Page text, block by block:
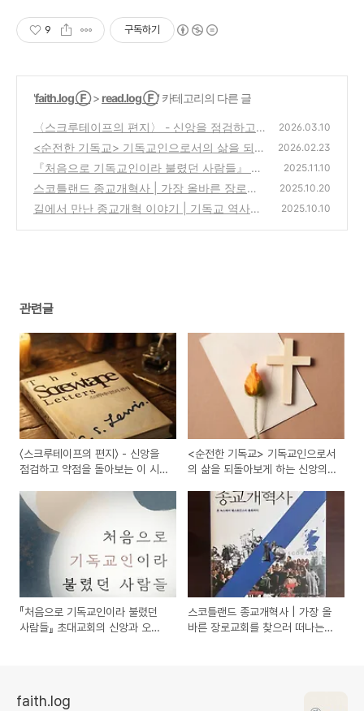
9 구독하기
'faith.log Ⓕ> read.log Ⓕ' 카테고리의 다른 글
〈스크루테이프의 편지〉 - 신앙을 점검하고
약점을 돌아보는 이 시대의 전략서
(4)
2026.03.10
<순전한 기독교> 기독교인으로서의 삶을 되돌
아보게 하는 신앙의 기본서
(5)
2026.02.23
『처음으로 기독교인이라 불렸던 사람들』 초
대교회의 신앙과 오늘 우리의 자리 사이에서
(6)
2025.11.10
스코틀랜드 종교개혁사 | 가장 올바른 장로교
회를 찾으러 떠나는 종교개혁의 발자취 | rea
2025.10.20
길에서 만난 종교개혁 이야기 | 기독교 역사를
2025.10.10
관련글
〈스크루테이프의 편지〉 - 신앙을
점검하고 약점을 돌아보는 이 시
<순전한 기독교> 기독교인으로서
의 삶을 되돌아보게 하는 신앙의
『처음으로 기독교인이라 불렸던
사람들』 초대교회의 신앙과 오늘
스코틀랜드 종교개혁사 | 가장 올
바른 장로교회를 찾으러 떠나는
faith.log